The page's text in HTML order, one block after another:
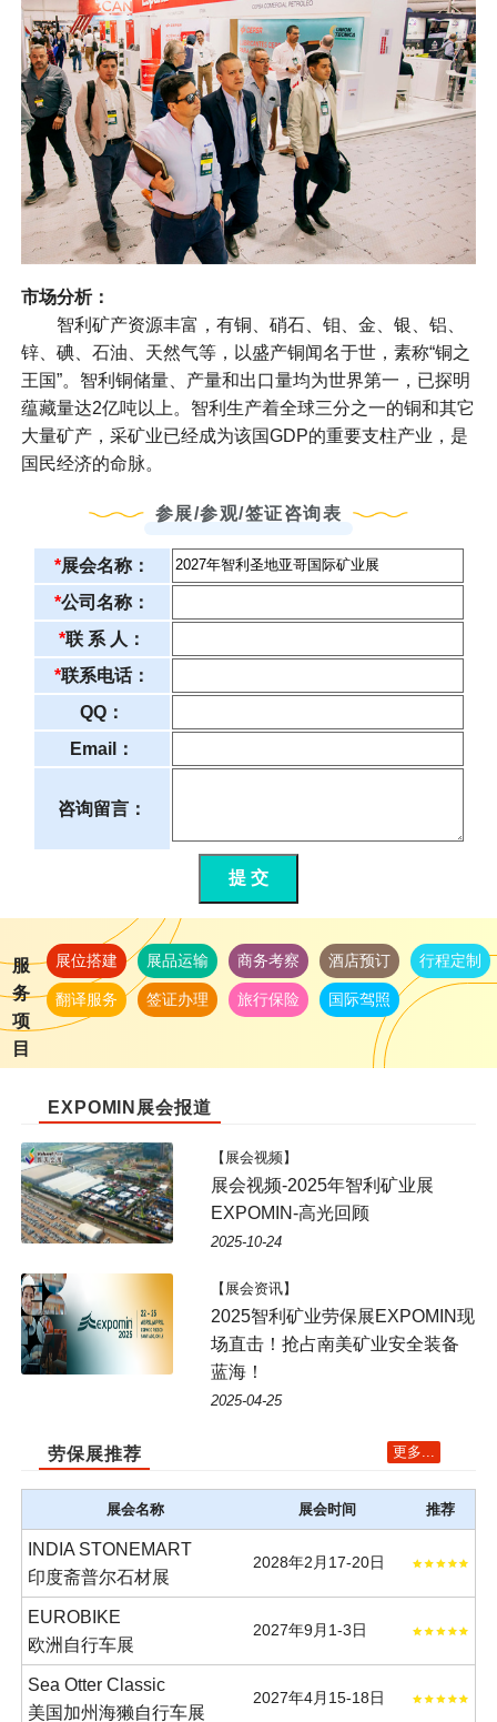
市场分析：
智利矿产资源丰富，有铜、硝石、钼、金、银、铝、
锌、碘、石油、天然气等，以盛产铜闻名于世，素称“铜之
王国”。智利铜储量、产量和出口量均为世界第一，已探明
蕴藏量达2亿吨以上。智利生产着全球三分之一的铜和其它
大量矿产，采矿业已经成为该国GDP的重要支柱产业，是
国民经济的命脉。
参展/参观/签证咨询表
*展会名称：
*公司名称：
*联 系 人：
*联系电话：
QQ：
Email：
咨询留言：
提 交
服
务
项
目
展位搭建 展品运输 商务考察 酒店预订 行程定制
翻译服务 签证办理 旅行保险 国际驾照
EXPOMIN展会报道
【展会视频】
展会视频-2025年智利矿业展
EXPOMIN-高光回顾
2025-10-24
【展会资讯】
2025智利矿业劳保展EXPOMIN现
场直击！抢占南美矿业安全装备
蓝海！
2025-04-25
劳保展推荐 更多...
展会名称 展会时间 推荐
INDIA STONEMART
印度斋普尔石材展
2028年2月17-20日
EUROBIKE
欧洲自行车展
2027年9月1-3日
Sea Otter Classic
美国加州海獭自行车展
2027年4月15-18日